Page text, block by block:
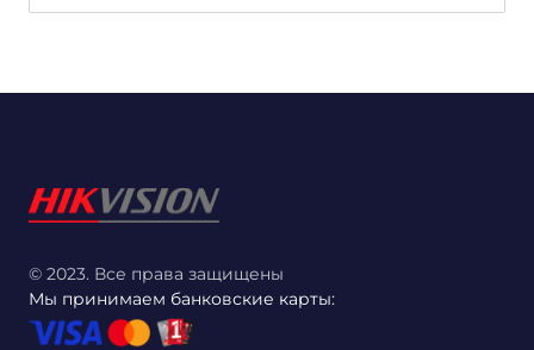
© 2023. Все права защищены
Мы принимаем банковские карты: